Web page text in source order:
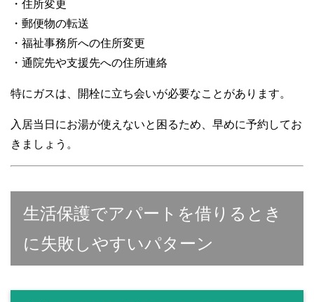
・住所変更
・郵便物の転送
・福祉事務所への住所変更
・通院先や支援先への住所連絡
特にガスは、開栓に立ち会いが必要なことがあります。
入居当日にお湯が使えないと困るため、早めに予約してお
きましょう。
生活保護でアパートを借りるとき
に失敗しやすいパターン